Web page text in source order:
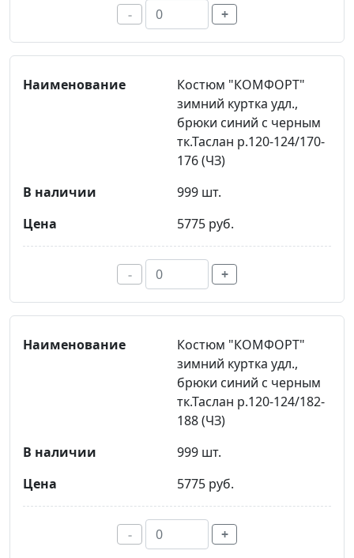
- +
Костюм "КОМФОРТ"
зимний куртка удл.,
брюки синий с черным
тк.Таслан р.120-124/170-
176 (ЧЗ)
999 шт.
5775 руб.
- +
Костюм "КОМФОРТ"
зимний куртка удл.,
брюки синий с черным
тк.Таслан р.120-124/182-
188 (ЧЗ)
999 шт.
5775 руб.
- +